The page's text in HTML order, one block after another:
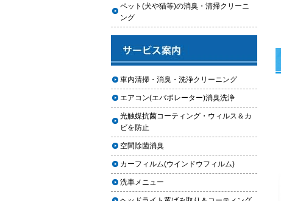
2025.12.04
車のサスペンション交換の必要性
車のフロントガラス交換の料金相
場と作業手順
車のドアロック修理の料金と作業
手順
【2026年最新】車の花粉シミを
「科学」で制す。雨上がりの固着
を防ぐ「足軽加工」と抗酸化防衛
論
ペット(犬や猫等)の消臭・清掃クリーニ
ング
車内清掃・消臭・洗浄クリーニング
エアコン(エバポレーター)消臭洗浄
光触媒抗菌コーティング・ウィルス＆カ
ビを防止
空間除菌消臭
カーフィルム(ウインドウフィルム)
洗車メニュー